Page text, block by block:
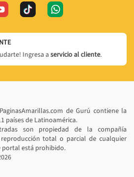
Ingresa a servicio al cliente.
de Gurú contiene la
países de Latinoamérica.
son propiedad de la compañía
total o parcial de cualquier
portal está prohibido.